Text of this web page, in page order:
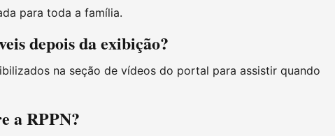
para toda a família.
depois da exibição?
na seção de vídeos do portal para assistir quando
a RPPN?